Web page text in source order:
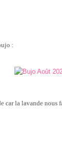
:
car la lavande nous